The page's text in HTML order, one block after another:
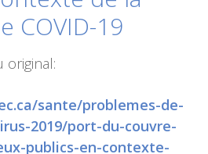
COVID-19
original:
sante/problemes-de-
2019/port-du-couvre-
publics-en-contexte-